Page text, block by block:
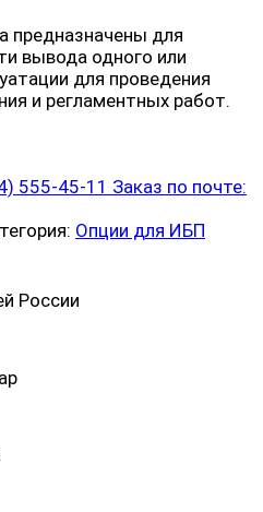
предназначены для
вывода одного или
для проведения
и регламентных работ.
555-45-11 Заказ по почте:
Опции для ИБП
России